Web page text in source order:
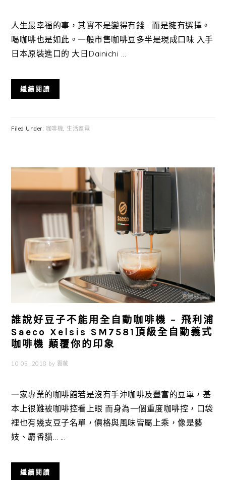
人生最幸福的事，其實不是變得有錢... 而是擁有選擇。
喝咖啡也是如此。一般市售咖啡豆多半是現成口味 入手
日本原裝進口的 大日Dainichi ...
繼續閱讀
Filed Under: 咖啡機, 生活家電
誰說好豆子不能用全自動咖啡機 – 飛利浦
Saeco Xelsis SM7581頂級全自動義式
咖啡機 顛覆你的印象
10 05, 2018 by 雲爸
一家專業的咖啡館若是沒有手沖咖啡及豐富的豆單，基
本上很難被咖啡控看上眼 而身為一個重度咖啡控，口袋
裡也有幾支豆子名單，價格與風味皆屬上乘，像是藝
妓、麝香貓... ...
繼續閱讀